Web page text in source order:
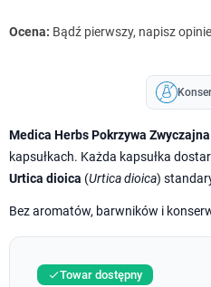
Ocena: Bądź pierwszy, napisz
Medica Herbs Pokrzywa Zwyczajna
kapsułkach. Każda kapsułka
Urtica dioica (Urtica dioica)
Bez aromatów, barwników i
Towar dostępny